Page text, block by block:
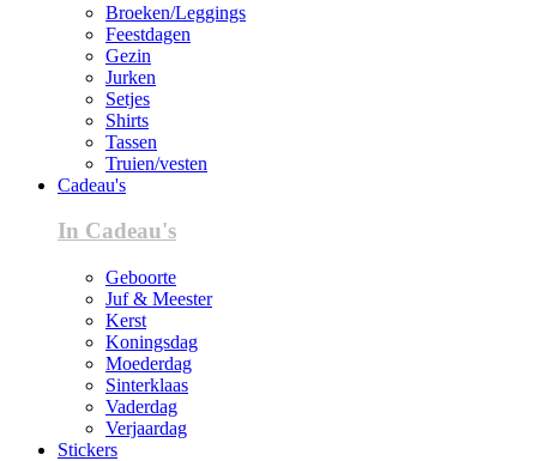
Broeken/Leggings
Feestdagen
Gezin
Jurken
Setjes
Shirts
Tassen
Truien/vesten
Cadeau's
In Cadeau's
Geboorte
Juf & Meester
Kerst
Koningsdag
Moederdag
Sinterklaas
Vaderdag
Verjaardag
Stickers